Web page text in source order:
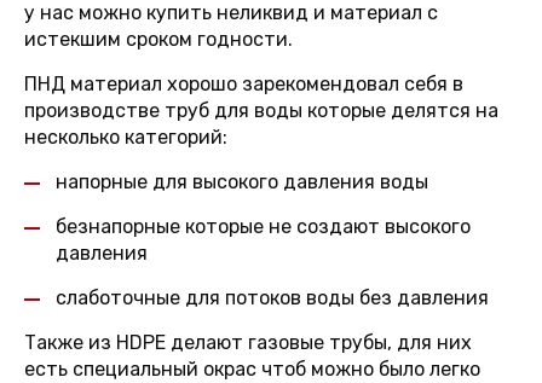
у нас можно купить неликвид и материал с
истекшим сроком годности.
ПНД материал хорошо зарекомендовал себя в
производстве труб для воды которые делятся на
несколько категорий:
напорные для высокого давления воды
безнапорные которые не создают высокого
давления
слаботочные для потоков воды без давления
Также из HDPE делают газовые трубы, для них
есть специальный окрас чтоб можно было легко